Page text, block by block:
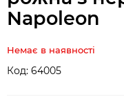
Napoleon
Немає в наявності
Код: 64005